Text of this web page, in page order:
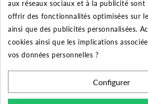
5 2% Jusqu'à
5%
50 10%
aux réseaux sociaux et à la publicité
offrir des fonctionnalités optimisées sur
ainsi que des publicités personnalisées.
cookies ainsi que les implications
vos données personnelles ?
Configurer